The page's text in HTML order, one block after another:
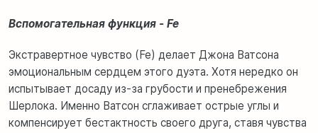
Вспомогательная функция - Fe
Экстравертное чувство (Fe) делает Джона Ватсона
эмоциональным сердцем этого дуэта. Хотя нередко он
испытывает досаду из-за грубости и пренебрежения
Шерлока. Именно Ватсон сглаживает острые углы и
компенсирует бестактность своего друга, ставя чувства